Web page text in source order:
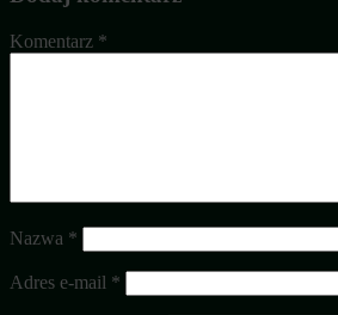
Komentarz *
Nazwa *
Adres e-mail *